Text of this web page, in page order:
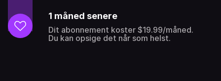
1 måned senere
Dit abonnement koster $19.99/måned.
Du kan opsige det når som helst.